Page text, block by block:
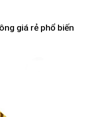
giá rẻ phổ biến